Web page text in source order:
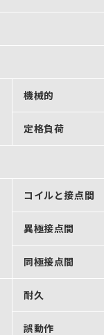
機械的
定格負荷
コイルと接点間
異極接点間
同極接点間
耐久
誤動作